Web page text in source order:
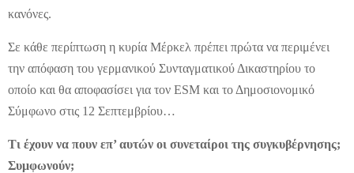
κανόνες.
Σε κάθε περίπτωση η κυρία Μέρκελ πρέπει πρώτα να περιμένει
την απόφαση του γερμανικού Συνταγματικού Δικαστηρίου το
οποίο και θα αποφασίσει για τον ESM και το Δημοσιονομικό
Σύμφωνο στις 12 Σεπτεμβρίου…
Τι έχουν να πουν επ’ αυτών οι συνεταίροι της συγκυβέρνησης;
Συμφωνούν;